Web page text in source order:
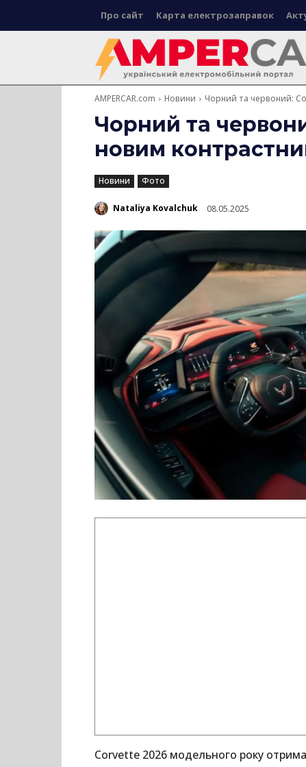
Про сайт Карта електрозаправок
AMPERCAR.com Новини Чорний та червоний:
Чорний та
новим
Новини Фото
Nataliya Kovalchuk 08.05.2025
Corvette 2026 модельного року